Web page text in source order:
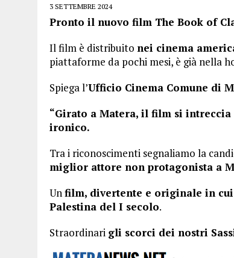
3 SETTEMBRE 2024
Pronto il nuovo film The Book of
Il film è distribuito nei cinema
piattaforme da pochi mesi, è già nella
Spiega l’Ufficio Cinema Comune di
“Girato a Matera, il film si
ironico.
Tra i riconoscimenti segnaliamo la
miglior attore non protagonista a
Unfilm, divertente e originale in
Palestina del I secolo.
Straordinari gli scorci dei nostri